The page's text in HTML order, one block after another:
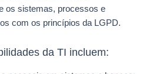
os sistemas, processos e
com os princípios da LGPD.
da TI incluem: